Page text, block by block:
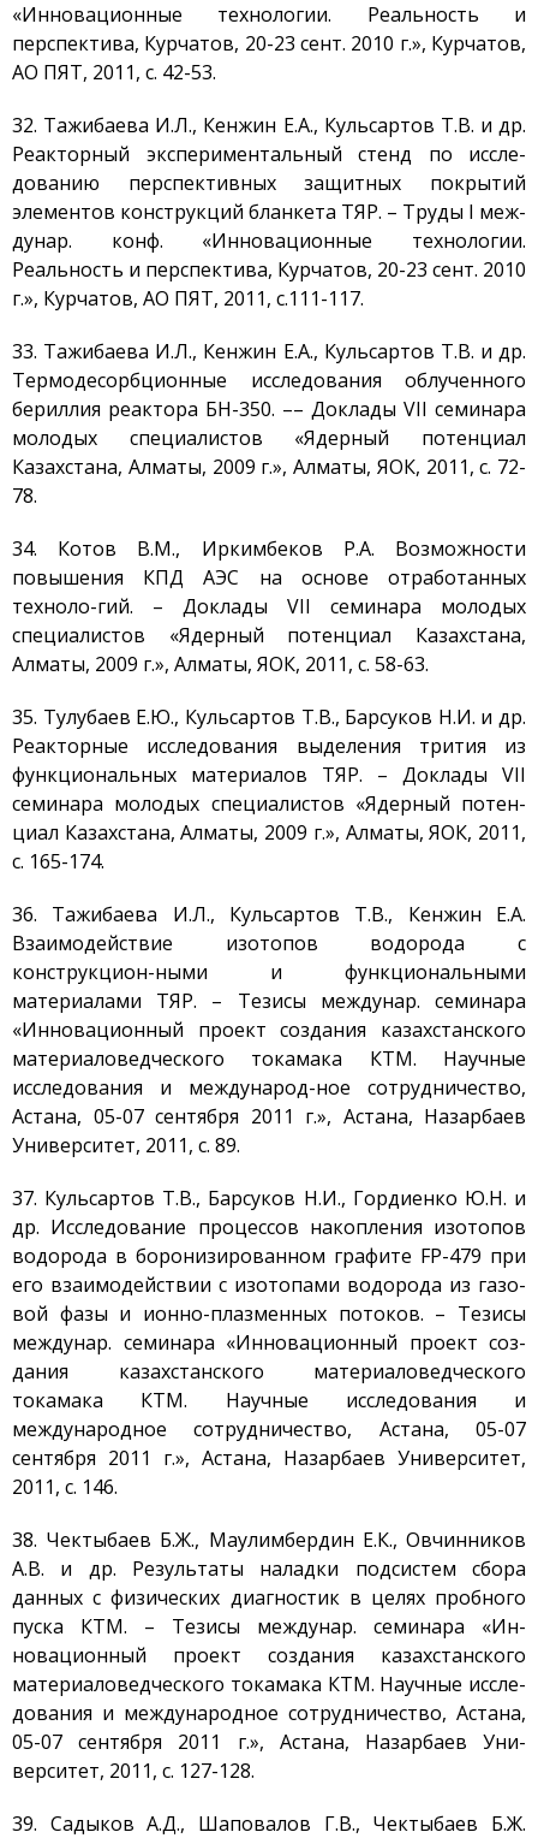
«Инновационные технологии. Реальность и
перспектива, Курчатов, 20-23 сент. 2010 г.», Курчатов,
АO ПЯТ, 2011, с. 42-53.
32. Тажибаева И.Л., Кенжин Е.А., Кульсартов Т.В. и др.
Реакторный экспериментальный стенд по иссле-
дованию перспективных защитных покрытий
элементов конструкций бланкета ТЯР. – Труды I меж-
дунар. конф. «Инновационные технологии.
Реальность и перспектива, Курчатов, 20-23 сент. 2010
г.», Курчатов, АO ПЯТ, 2011, с.111-117.
33. Тажибаева И.Л., Кенжин Е.А., Кульсартов Т.В. и др.
Термодесорбционные исследования облученного
бериллия реактора БН-350. –– Доклады VII семинара
молодых специалистов «Ядерный потенциал
Казахстана, Алматы, 2009 г.», Алматы, ЯОК, 2011, с. 72-
78.
34. Котов В.М., Иркимбеков Р.А. Возможности
повышения КПД АЭС на основе отработанных
техноло-гий. – Доклады VII семинара молодых
специалистов «Ядерный потенциал Казахстана,
Алматы, 2009 г.», Алматы, ЯОК, 2011, с. 58-63.
35. Тулубаев Е.Ю., Кульсартов Т.В., Барсуков Н.И. и др.
Реакторные исследования выделения трития из
функциональных материалов ТЯР. – Доклады VII
семинара молодых специалистов «Ядерный потен-
циал Казахстана, Алматы, 2009 г.», Алматы, ЯОК, 2011,
с. 165-174.
36. Тажибаева И.Л., Кульсартов Т.В., Кенжин Е.А.
Взаимодействие изотопов водорода с
конструкцион-ными и функциональными
материалами ТЯР. – Тезисы междунар. семинара
«Инновационный проект создания казахстанского
материаловедческого токамака КТМ. Научные
исследования и международ-ное сотрудничество,
Астана, 05-07 сентября 2011 г.», Астана, Назарбаев
Университет, 2011, с. 89.
37. Кульсартов Т.В., Барсуков Н.И., Гордиенко Ю.Н. и
др. Исследование процессов накопления изотопов
водорода в боронизированном графите FP-479 при
его взаимодействии с изотопами водорода из газо-
вой фазы и ионно-плазменных потоков. – Тезисы
междунар. семинара «Инновационный проект соз-
дания казахстанского материаловедческого
токамака КТМ. Научные исследования и
международное сотрудничество, Астана, 05-07
сентября 2011 г.», Астана, Назарбаев Университет,
2011, с. 146.
38. Чектыбаев Б.Ж., Маулимбердин Е.К., Овчинников
А.В. и др. Результаты наладки подсистем сбора
данных с физических диагностик в целях пробного
пуска КТМ. – Тезисы междунар. семинара «Ин-
новационный проект создания казахстанского
материаловедческого токамака КТМ. Научные иссле-
дования и международное сотрудничество, Астана,
05-07 сентября 2011 г.», Астана, Назарбаев Уни-
верситет, 2011, с. 127-128.
39. Садыков А.Д., Шаповалов Г.В., Чектыбаев Б.Ж.